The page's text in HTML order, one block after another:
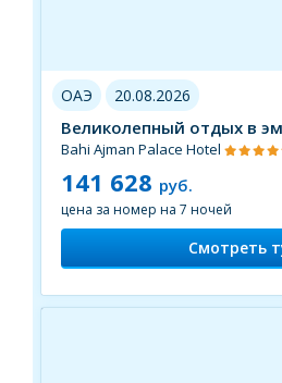
ОАЭ 20.08.2026
Великолепный отдых в
Bahi Ajman Palace Hotel
141 628 руб.
цена за номер на 7 ночей
Смотреть